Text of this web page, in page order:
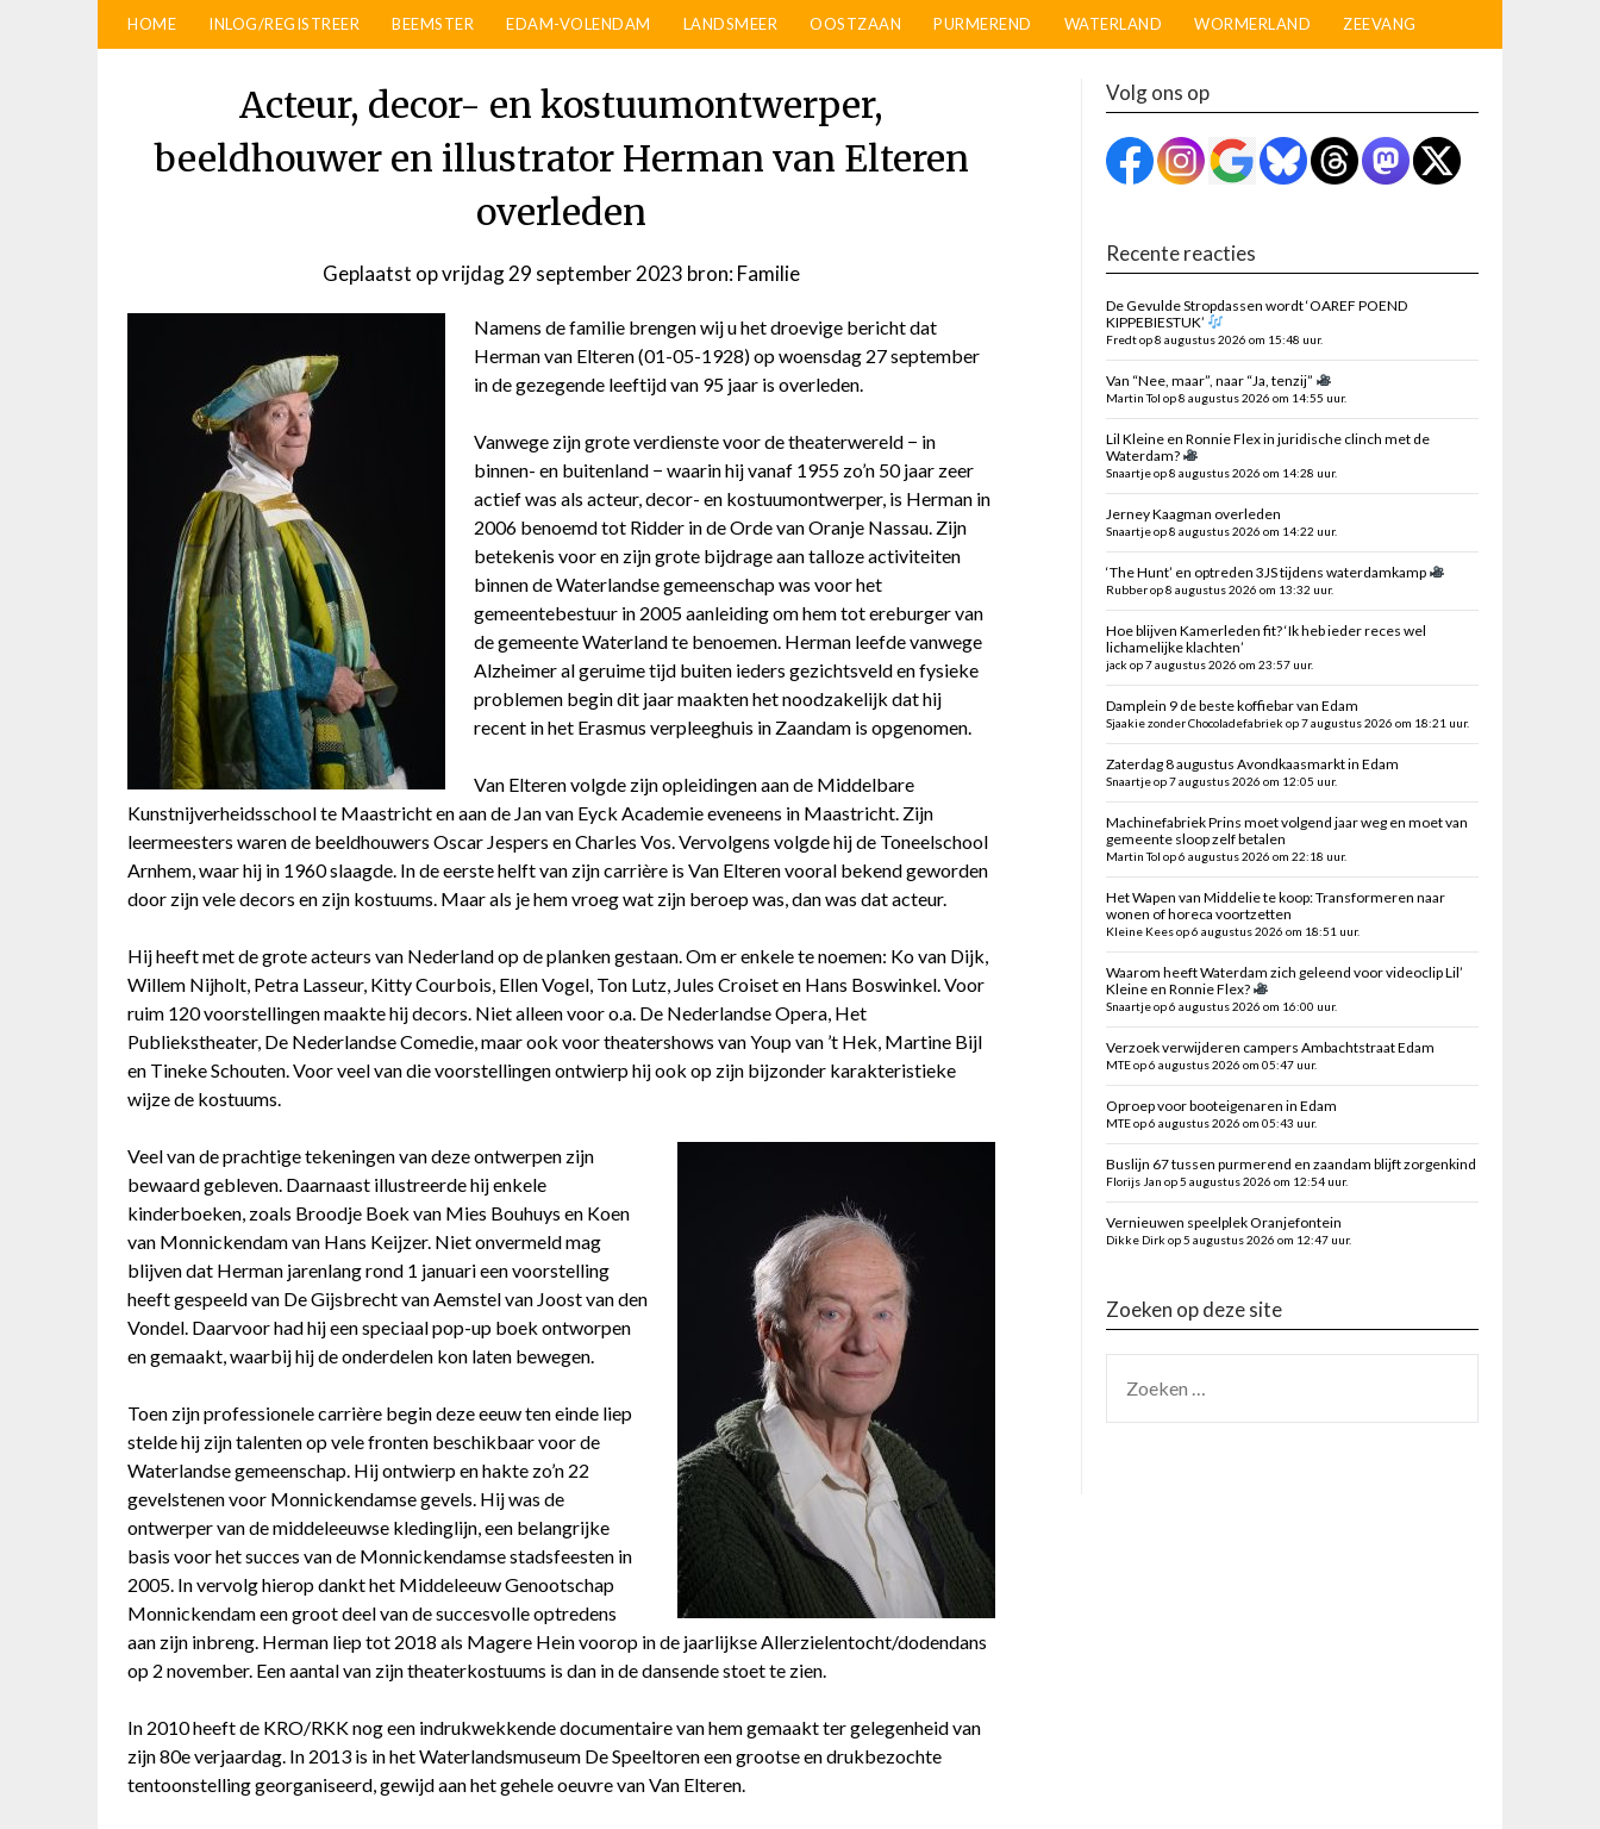
HOME INLOG/REGISTREER BEEMSTER EDAM-VOLENDAM LANDSMEER OOSTZAAN PURMEREND WATERLAND WORMERLAND ZEEVANG
Acteur, decor- en kostuumontwerper,
beeldhouwer en illustrator Herman van Elteren
overleden
Geplaatst opvrijdag 29 september 2023 door
bron: Familie
Namens de familie brengen wij u het droevige bericht dat
Herman van Elteren (01-05-1928) op woensdag 27 september
in de gezegende leeftijd van 95 jaar is overleden.
Vanwege zijn grote verdienste voor de theaterwereld − in
binnen- en buitenland − waarin hij vanaf 1955 zo’n 50 jaar zeer
actief was als acteur, decor- en kostuumontwerper, is Herman in
2006 benoemd tot Ridder in de Orde van Oranje Nassau. Zijn
betekenis voor en zijn grote bijdrage aan talloze activiteiten
binnen de Waterlandse gemeenschap was voor het
gemeentebestuur in 2005 aanleiding om hem tot ereburger van
de gemeente Waterland te benoemen. Herman leefde vanwege
Alzheimer al geruime tijd buiten ieders gezichtsveld en fysieke
problemen begin dit jaar maakten het noodzakelijk dat hij
recent in het Erasmus verpleeghuis in Zaandam is opgenomen.
Van Elteren volgde zijn opleidingen aan de Middelbare
Kunstnijverheidsschool te Maastricht en aan de Jan van Eyck Academie eveneens in Maastricht. Zijn
leermeesters waren de beeldhouwers Oscar Jespers en Charles Vos. Vervolgens volgde hij de Toneelschool
Arnhem, waar hij in 1960 slaagde. In de eerste helft van zijn carrière is Van Elteren vooral bekend geworden
door zijn vele decors en zijn kostuums. Maar als je hem vroeg wat zijn beroep was, dan was dat acteur.
Hij heeft met de grote acteurs van Nederland op de planken gestaan. Om er enkele te noemen: Ko van Dijk,
Willem Nijholt, Petra Lasseur, Kitty Courbois, Ellen Vogel, Ton Lutz, Jules Croiset en Hans Boswinkel. Voor
ruim 120 voorstellingen maakte hij decors. Niet alleen voor o.a. De Nederlandse Opera, Het
Publiekstheater, De Nederlandse Comedie, maar ook voor theatershows van Youp van ’t Hek, Martine Bijl
en Tineke Schouten. Voor veel van die voorstellingen ontwierp hij ook op zijn bijzonder karakteristieke
wijze de kostuums.
Veel van de prachtige tekeningen van deze ontwerpen zijn
bewaard gebleven. Daarnaast illustreerde hij enkele
kinderboeken, zoals Broodje Boek van Mies Bouhuys en Koen
van Monnickendam van Hans Keijzer. Niet onvermeld mag
blijven dat Herman jarenlang rond 1 januari een voorstelling
heeft gespeeld van De Gijsbrecht van Aemstel van Joost van den
Vondel. Daarvoor had hij een speciaal pop-up boek ontworpen
en gemaakt, waarbij hij de onderdelen kon laten bewegen.
Toen zijn professionele carrière begin deze eeuw ten einde liep
stelde hij zijn talenten op vele fronten beschikbaar voor de
Waterlandse gemeenschap. Hij ontwierp en hakte zo’n 22
gevelstenen voor Monnickendamse gevels. Hij was de
ontwerper van de middeleeuwse kledinglijn, een belangrijke
basis voor het succes van de Monnickendamse stadsfeesten in
2005. In vervolg hierop dankt het Middeleeuw Genootschap
Monnickendam een groot deel van de succesvolle optredens
aan zijn inbreng. Herman liep tot 2018 als Magere Hein voorop in de jaarlijkse Allerzielentocht/dodendans
op 2 november. Een aantal van zijn theaterkostuums is dan in de dansende stoet te zien.
In 2010 heeft de KRO/RKK nog een indrukwekkende documentaire van hem gemaakt ter gelegenheid van
zijn 80e verjaardag. In 2013 is in het Waterlandsmuseum De Speeltoren een grootse en drukbezochte
tentoonstelling georganiseerd, gewijd aan het gehele oeuvre van Van Elteren.
Volg ons op
Recente reacties
De Gevulde Stropdassen wordt ‘OAREF POEND
KIPPEBIESTUK’
Fredt op 8 augustus 2026 om 15:48 uur.
Van “Nee, maar”, naar “Ja, tenzij”
Martin Tol op 8 augustus 2026 om 14:55 uur.
Lil Kleine en Ronnie Flex in juridische clinch met de
Waterdam?
Snaartje op 8 augustus 2026 om 14:28 uur.
Jerney Kaagman overleden
Snaartje op 8 augustus 2026 om 14:22 uur.
‘The Hunt’ en optreden 3JS tijdens waterdamkamp
Rubber op 8 augustus 2026 om 13:32 uur.
Hoe blijven Kamerleden fit? ‘Ik heb ieder reces wel
lichamelijke klachten’
jack op 7 augustus 2026 om 23:57 uur.
Damplein 9 de beste koffiebar van Edam
Sjaakie zonder Chocoladefabriek op 7 augustus 2026 om 18:21 uur.
Zaterdag 8 augustus Avondkaasmarkt in Edam
Snaartje op 7 augustus 2026 om 12:05 uur.
Machinefabriek Prins moet volgend jaar weg en moet van
gemeente sloop zelf betalen
Martin Tol op 6 augustus 2026 om 22:18 uur.
Het Wapen van Middelie te koop: Transformeren naar
wonen of horeca voortzetten
Kleine Kees op 6 augustus 2026 om 18:51 uur.
Waarom heeft Waterdam zich geleend voor videoclip Lil’
Kleine en Ronnie Flex?
Snaartje op 6 augustus 2026 om 16:00 uur.
Verzoek verwijderen campers Ambachtstraat Edam
MTE op 6 augustus 2026 om 05:47 uur.
Oproep voor booteigenaren in Edam
MTE op 6 augustus 2026 om 05:43 uur.
Buslijn 67 tussen purmerend en zaandam blijft zorgenkind
Florijs Jan op 5 augustus 2026 om 12:54 uur.
Vernieuwen speelplek Oranjefontein
Dikke Dirk op 5 augustus 2026 om 12:47 uur.
Zoeken op deze site